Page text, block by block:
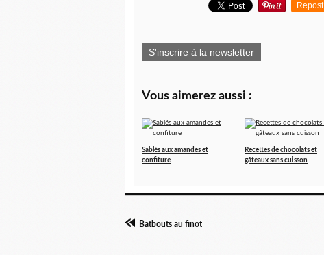
Repost
S'inscrire à la newsletter
Vous aimerez aussi :
Sablés aux amandes et
confiture
Recettes de chocolats et
gâteaux sans cuisson
Batbouts au finot